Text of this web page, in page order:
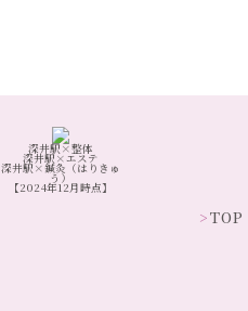
深井駅×整体
深井駅×エステ
深井駅×鍼灸（はりきゅ
う）
【2024年12月時点】
TOP